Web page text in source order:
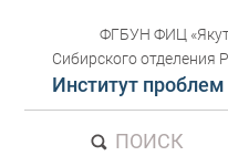
ФГБУН ФИЦ
Сибирского отделения
Институт
ПОИСК